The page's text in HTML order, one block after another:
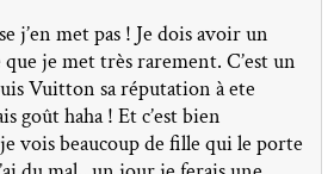
j’en met pas ! Je dois avoir un
je met très rarement. C’est un
Vuitton sa réputation à ete
goût haha ! Et c’est bien
vois beaucoup de fille qui le porte